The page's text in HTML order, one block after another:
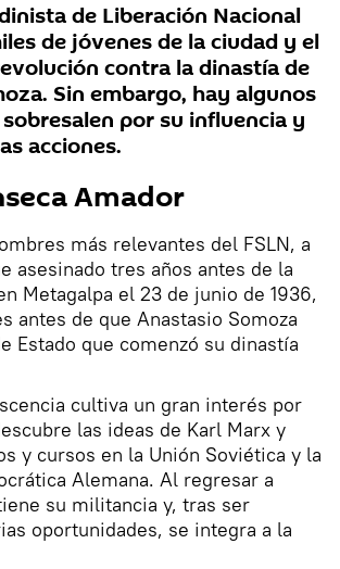
de Liberación Nacional
de jóvenes de la ciudad y el
contra la dinastía de
Sin embargo, hay algunos
por su influencia y
acciones.
Amador
más relevantes del FSLN, a
asesinado tres años antes de la
Metagalpa el 23 de junio de 1936,
antes de que Anastasio Somoza
Estado que comenzó su dinastía
cultiva un gran interés por
las ideas de Karl Marx y
y cursos en la Unión Soviética y la
Alemana. Al regresar a
su militancia y, tras ser
oportunidades, se integra a la